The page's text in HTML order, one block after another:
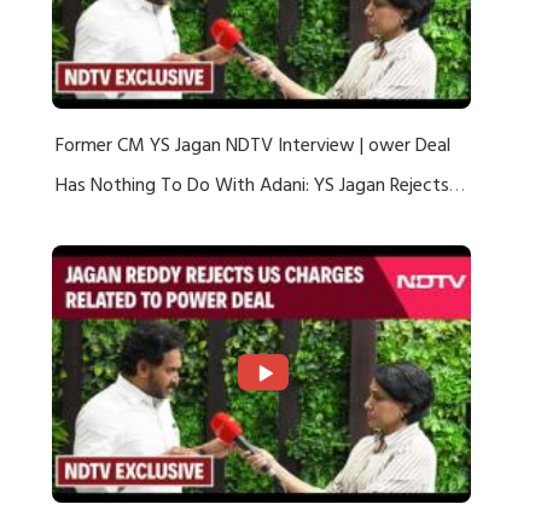
Former CM YS Jagan NDTV Interview | ower Deal
Has Nothing To Do With Adani: YS Jagan Rejects